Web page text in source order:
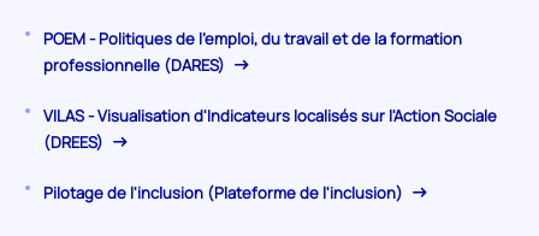
POEM - Politiques de l'emploi, du travail et de la formation
professionnelle (DARES)
VILAS - Visualisation d'Indicateurs localisés sur l'Action Sociale
(DREES)
Pilotage de l'inclusion (Plateforme de l'inclusion)